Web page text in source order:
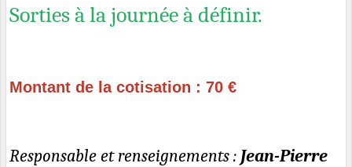
Sorties à la journée à définir.
Montant de la cotisation : 70 €
Responsable et renseignements : Jean-Pierre